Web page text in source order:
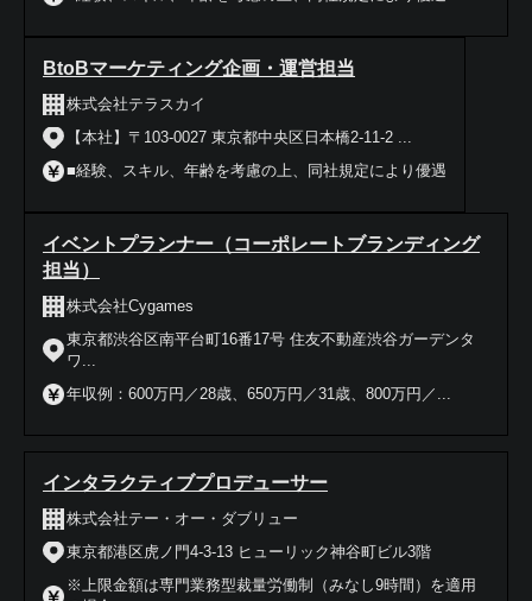
BtoBマーケティング企画・運営担当
株式会社テラスカイ
【本社】〒103-0027 東京都中央区日本橋2-11-2 ...
■経験、スキル、年齢を考慮の上、同社規定により優遇
イベントプランナー（コーポレートブランディング
担当）
株式会社Cygames
東京都渋谷区南平台町16番17号 住友不動産渋谷ガーデンタ
ワ...
年収例：600万円／28歳、650万円／31歳、800万円／...
インタラクティブプロデューサー
株式会社テー・オー・ダブリュー
東京都港区虎ノ門4-3-13 ヒューリック神谷町ビル3階
※上限金額は専門業務型裁量労働制（みなし9時間）を適用